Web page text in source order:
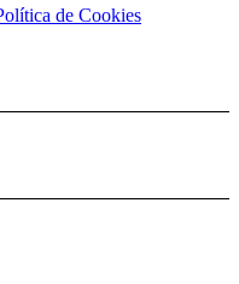
de Cookies